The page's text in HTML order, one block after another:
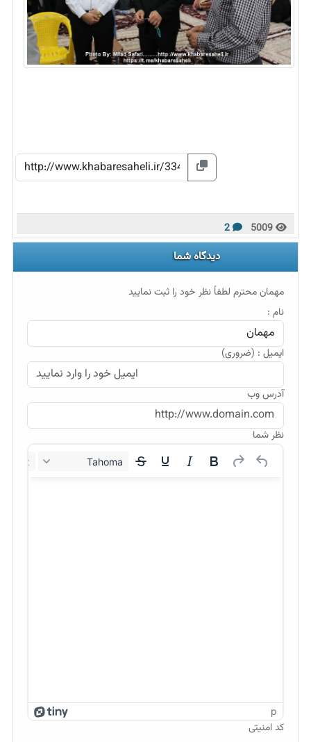
دیدگاه شما
مهمان محترم لطفاً نظر خود را ثبت نمایید
نام :
ایمیل : (ضروری)
آدرس وب
نظر شما
Tahoma
12px
p
کد امنیتی